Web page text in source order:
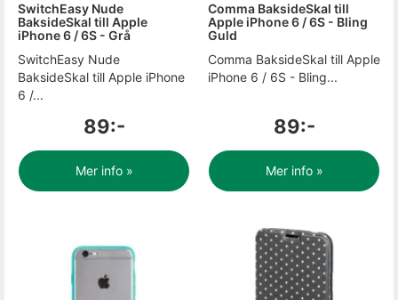
SwitchEasy Nude
BaksideSkal till Apple
iPhone 6 / 6S - Grå
SwitchEasy Nude
BaksideSkal till Apple iPhone
6 /...
89:-
Mer info »
Comma BaksideSkal till
Apple iPhone 6 / 6S - Bling
Guld
Comma BaksideSkal till Apple
iPhone 6 / 6S - Bling...
89:-
Mer info »